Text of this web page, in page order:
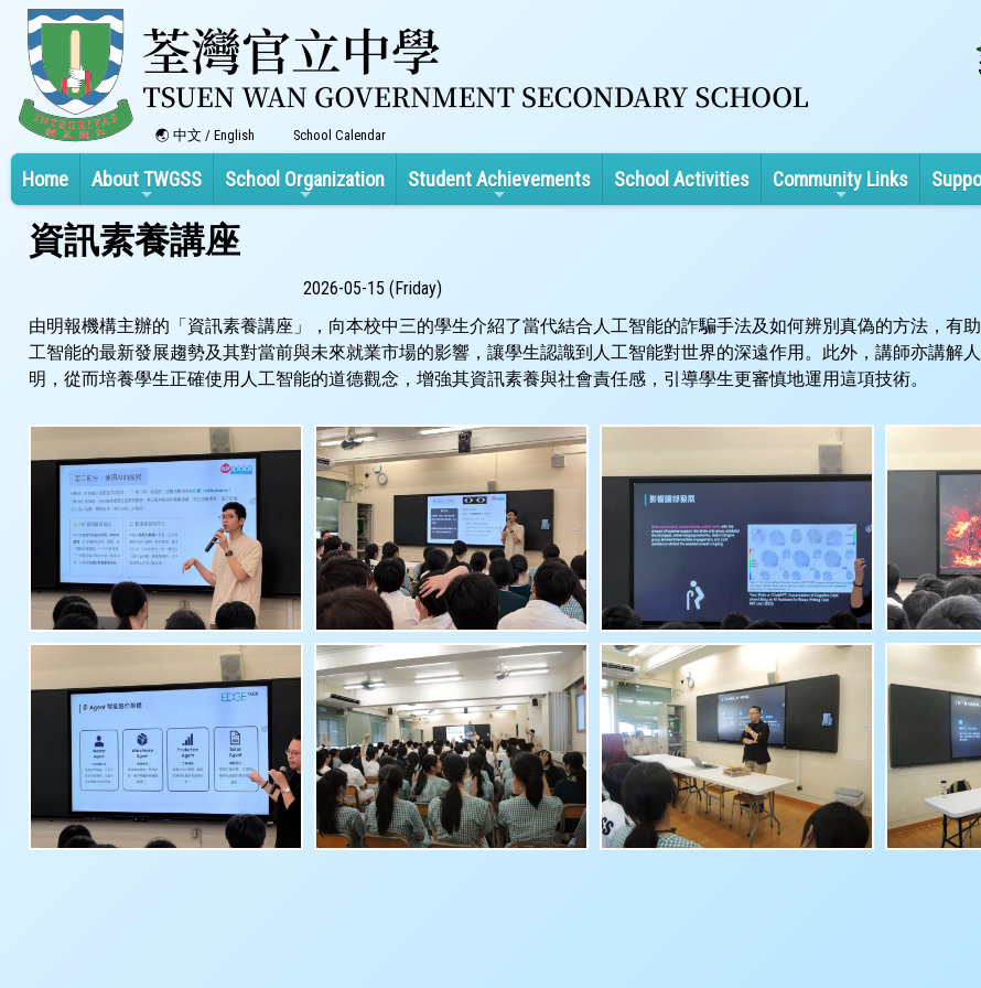
中文 / English School Calendar
Home About TWGSS School Organization Student Achievements School Activities Community Links
資訊素養講座
2026-05-15 (Friday)
由明報機構主辦的「資訊素養講座」，向本校中三的學生介紹了當代結合人工智能的詐騙手法及如何辨別真偽的方法，有
工智能的最新發展趨勢及其對當前與未來就業市場的影響，讓學生認識到人工智能對世界的深遠作用。此外，講師亦講解
明，從而培養學生正確使用人工智能的道德觀念，增強其資訊素養與社會責任感，引導學生更審慎地運用這項技術。